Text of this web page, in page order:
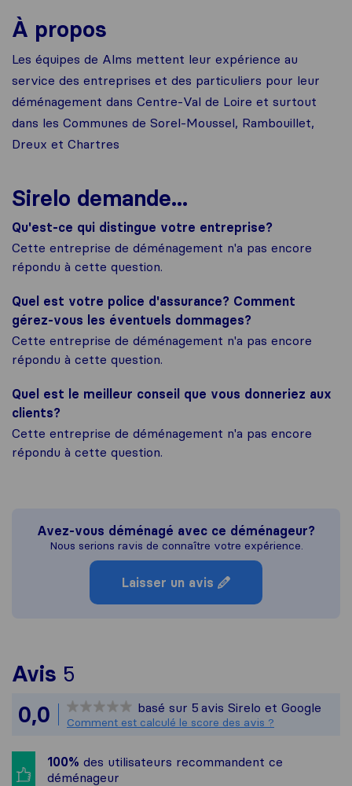
À propos
Les équipes de Alms mettent leur expérience au
service des entreprises et des particuliers pour leur
déménagement dans Centre-Val de Loire et surtout
dans les Communes de Sorel-Moussel, Rambouillet,
Dreux et Chartres
Sirelo demande...
Qu'est-ce qui distingue votre entreprise?
Cette entreprise de déménagement n'a pas encore
répondu à cette question.
Quel est votre police d'assurance? Comment
gérez-vous les éventuels dommages?
Cette entreprise de déménagement n'a pas encore
répondu à cette question.
Quel est le meilleur conseil que vous donneriez aux
clients?
Cette entreprise de déménagement n'a pas encore
répondu à cette question.
Avez-vous déménagé avec ce déménageur?
Nous serions ravis de connaître votre expérience.
Laisser un avis
Avis 5
Sirelo n'est pas
Tous les avis recueillis
0,0 basé sur 5 avis Sirelo et Google
Comment est calculé le score des avis ?
100% des utilisateurs recommandent ce
déménageur